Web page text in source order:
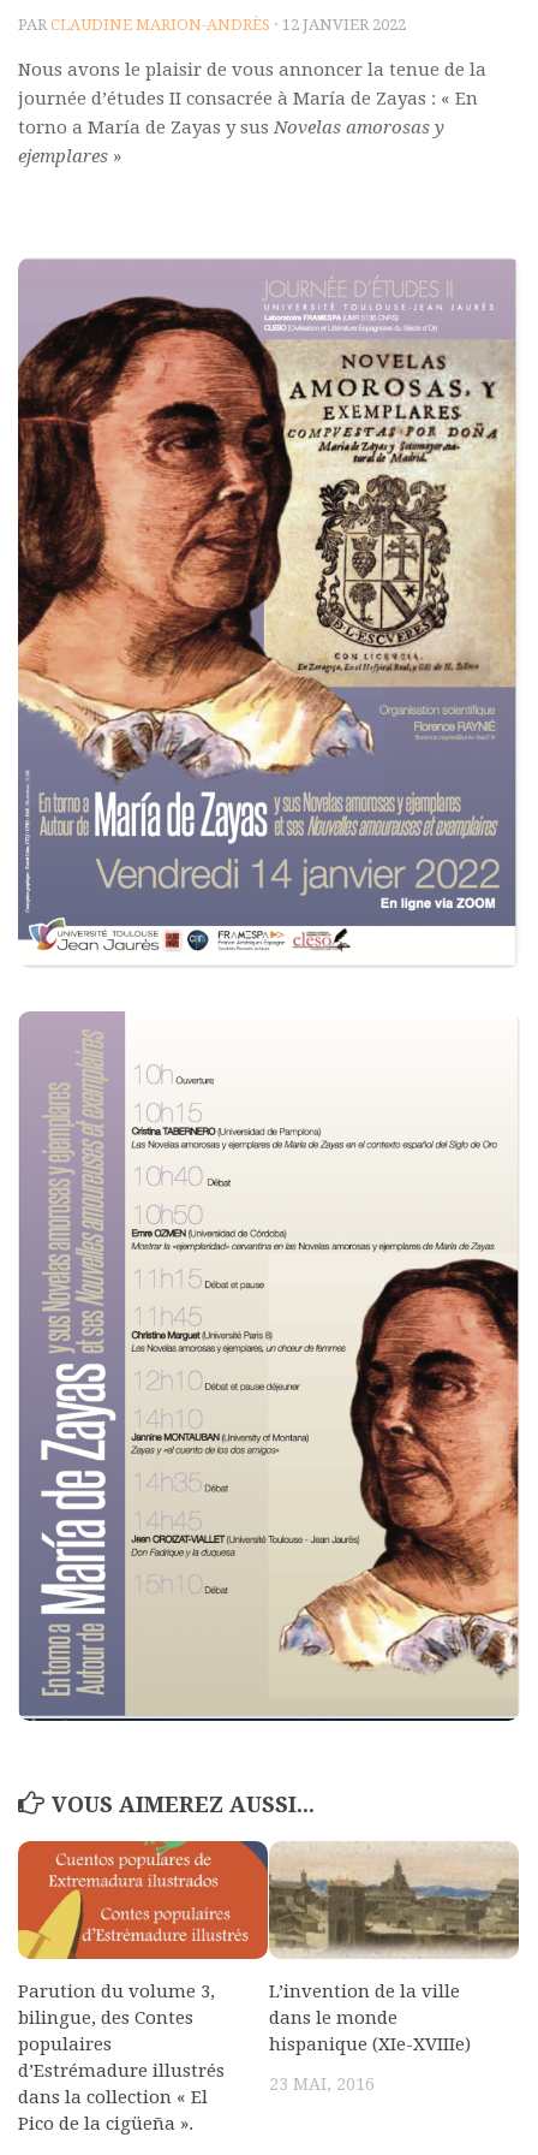
Polifonia
Concours
Programmes
Rapports
Actualités
Annonces
Minutes de Fred
Vous abonner / commander un numéro
Vous abonner
Commander un numéro PDF
Commander un numéro papier
Pour publier / Normes
Pour publier
Normes typographiques
PAR CLAUDINE MARION-ANDRÈS · 12 JANVIER 2022
Nous avons le plaisir de vous annoncer la tenue de la
journée d’études II consacrée à María de Zayas : « En
torno a María de Zayas y susNovelas amorosas y
ejemplares »
VOUS AIMEREZ AUSSI...
Parution du volume 3,
bilingue, des Contes
populaires
d’Estrémadure illustrés
dans la collection « El
Pico de la cigüeña ».
L’invention de la ville
dans le monde
hispanique (XIe-XVIIIe)
23 MAI, 2016